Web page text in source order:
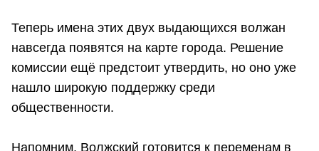
Теперь имена этих двух выдающихся волжан
навсегда появятся на карте города. Решение
комиссии ещё предстоит утвердить, но оно уже
нашло широкую поддержку среди
общественности.
Напомним, Волжский готовится к переменам в